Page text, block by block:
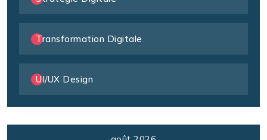
Transformation Digitale
UI/UX Design